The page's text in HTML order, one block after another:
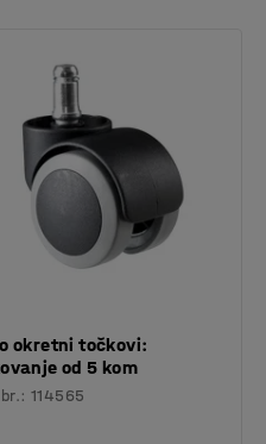
okretni točkovi:
od 5 kom
:114565